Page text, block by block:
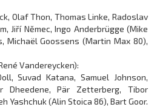
Olaf Thon, Thomas Linke, Radoslav
Jiří Němec, Ingo Anderbrügge (Mike
Michaël Goossens (Martin Max 80),
Vandereycken):
Suvad Katana, Samuel Johnson,
Dheedene, Pär Zetterberg, Tibor
Yashchuk (Alin Stoica 86), Bart Goor.